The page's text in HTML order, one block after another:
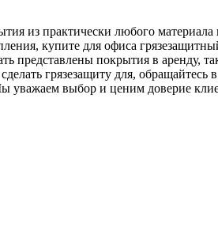
из практически любого материала
купите для офиса
представлены покрытия в аренду,
грязезащиту для,
уважаем выбор и ценим доверие